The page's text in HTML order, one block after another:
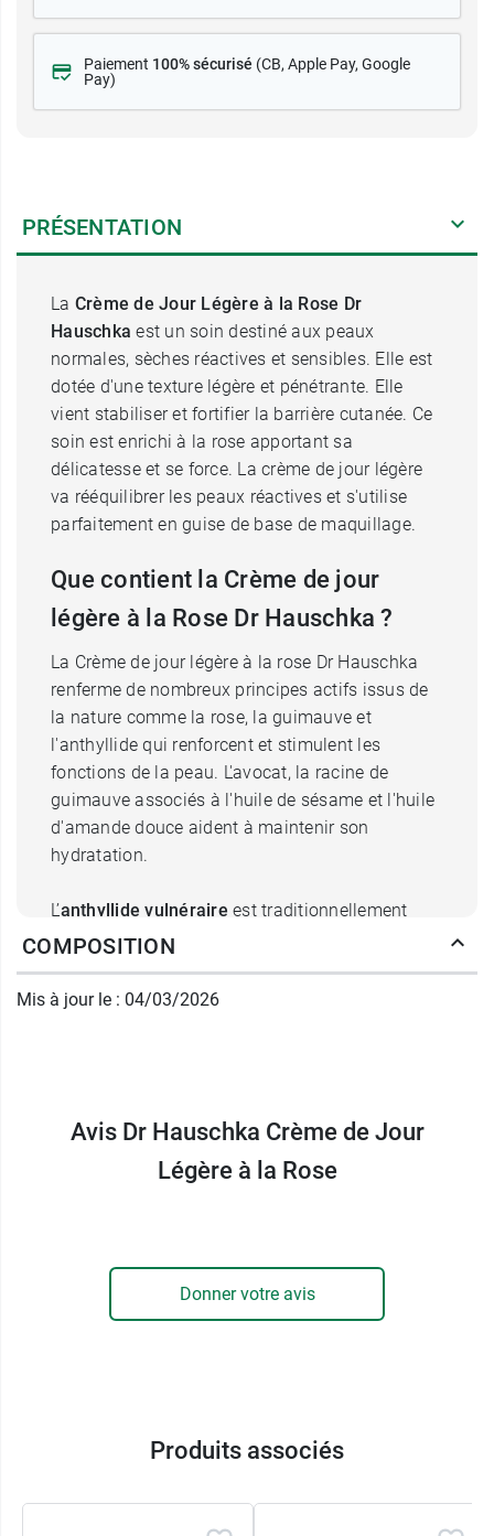
Paiement 100% sécurisé (CB, Apple Pay, Google
Pay)
PRÉSENTATION
La Crème de Jour Légère à la Rose Dr
Hauschka est un soin destiné aux peaux
normales, sèches réactives et sensibles. Elle est
dotée d'une texture légère et pénétrante. Elle
vient stabiliser et fortifier la barrière cutanée. Ce
soin est enrichi à la rose apportant sa
délicatesse et se force. La crème de jour légère
va rééquilibrer les peaux réactives et s'utilise
parfaitement en guise de base de maquillage.
Que contient la Crème de jour
légère à la Rose Dr Hauschka ?
La Crème de jour légère à la rose Dr Hauschka
renferme de nombreux principes actifs issus de
la nature comme la rose, la guimauve et
l'anthyllide qui renforcent et stimulent les
fonctions de la peau. L'avocat, la racine de
guimauve associés à l'huile de sésame et l'huile
d'amande douce aident à maintenir son
hydratation.
L’anthyllide vulnéraire est traditionnellement
utilisée pour soigner les plaies, les brûlures et les
tanins, en saponines, en flavonoïdes et en
oléique, linoléique, palmitique, en albumine et en
enzymes. Elle va hydrater et protéger la peau,
soulager les irritations et les démangeaisons.
latex et en phytostérols contient également de
l'acide oléique et de l'acide stéarique, offrant
réparation et hydratation.
Hauschka Crème de jour légère à
COMPOSITION
Mis à jour le : 04/03/2026
Avis Dr Hauschka Crème de Jour
Légère à la Rose
Donner votre avis
Produits associés